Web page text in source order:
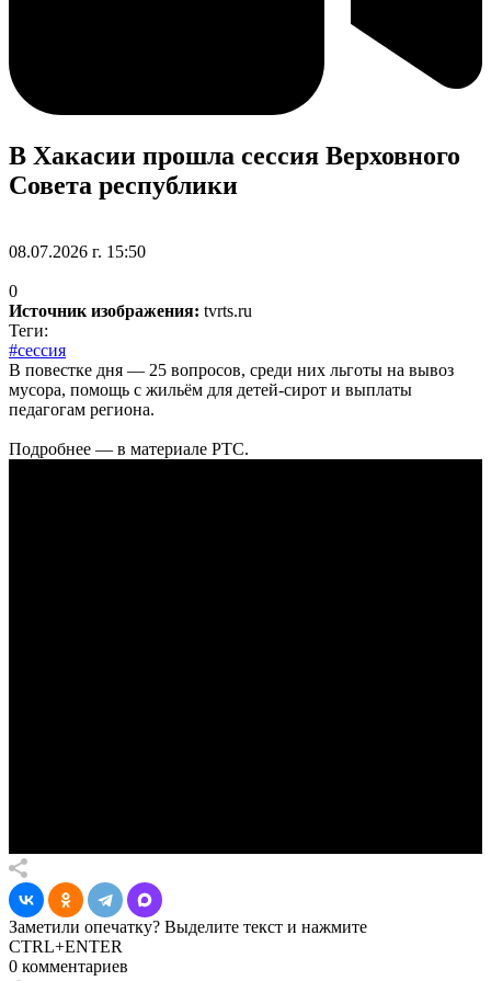
В Хакасии прошла сессия Верховного
Совета республики
08.07.2026 г. 15:50
0
Источник изображения: tvrts.ru
Теги:
#сессия
В повестке дня — 25 вопросов, среди них льготы на вывоз
мусора, помощь с жильём для детей-сирот и выплаты
педагогам региона.
Подробнее — в материале РТС.
Заметили опечатку? Выделите текст и нажмите
CTRL+ENTER
0 комментариев